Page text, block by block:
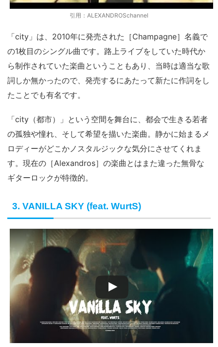
引用：ALEXANDROSchannel
「city」は、2010年に発売された［Champagne］名義で
の1枚目のシングル曲です。路上ライブをしていた時代か
ら制作されていた楽曲ということもあり、当時は適当な歌
詞しか無かったので、発売するにあたって新たに作詞をし
たことでも有名です。
「city（都市）」という空間を舞台に、都会で生きる若者
の孤独や憧れ、そして希望を描いた楽曲。静かに始まるメ
ロディーがどこかノスタルジックな気分にさせてくれま
す。現在の［Alexandros］の楽曲とはまた違った無骨な
ギターロックが特徴的。
3. VANILLA SKY (feat. WurtS)